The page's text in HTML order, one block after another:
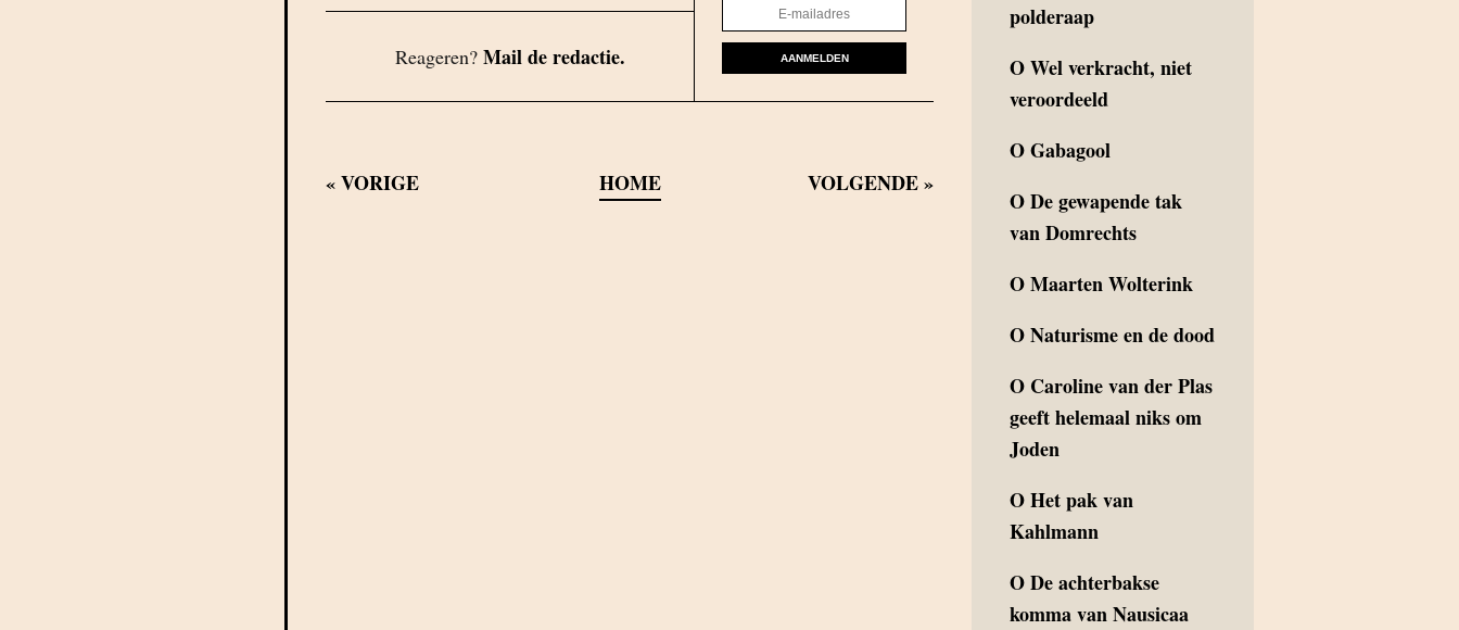
Reageren? Mail de redactie. AANMELDEN
«VORIGE HOME VOLGENDE»
polderaap
OWel verkracht, niet
veroordeeld
OGabagool
ODe gewapende tak
van Domrechts
OMaarten Wolterink
ONaturisme en de dood
O Caroline van der Plas
geeft helemaal niks om
Joden
OHet pak van
Kahlmann
ODe achterbakse
komma van Nausicaa